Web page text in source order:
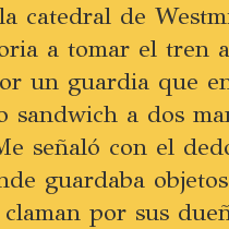
catedral de
a tomar el tren
un guardia que
sandwich a dos
señaló con el
guardaba
por sus